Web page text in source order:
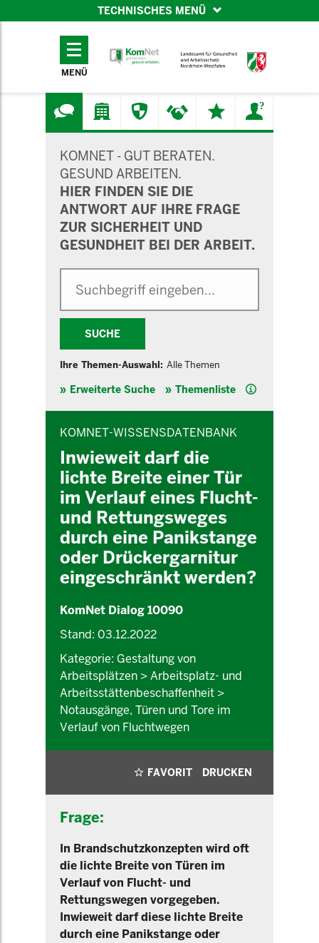
TECHNISCHES MENÜ
TECHNISCHES
MENÜ
KOMNET - GUT BERATEN.
GESUND ARBEITEN.
HIER FINDEN SIE DIE
ANTWORT AUF IHRE FRAGE
ZUR SICHERHEIT UND
GESUNDHEIT BEI DER ARBEIT.
SUCHE
Ihre Themen-Auswahl: Alle Themen
Erweiterte Suche Themenliste Hilfe
KOMNET-WISSENSDATENBANK
Inwieweit darf die
lichte Breite einer Tür
im Verlauf eines Flucht-
und Rettungsweges
durch eine Panikstange
oder Drückergarnitur
eingeschränkt werden?
KomNet Dialog 10090
Stand: 03.12.2022
Kategorie: Gestaltung von
Arbeitsplätzen > Arbeitsplatz- und
Arbeitsstättenbeschaffenheit >
Notausgänge, Türen und Tore im
Verlauf von Fluchtwegen
FAVORIT DRUCKEN
Frage:
In Brandschutzkonzepten wird oft
die lichte Breite von Türen im
Verlauf von Flucht- und
Rettungswegen vorgegeben.
Inwieweit darf diese lichte Breite
durch eine Panikstange oder